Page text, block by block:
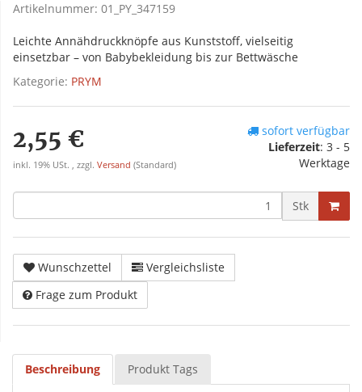
Artikelnummer: 01_PY_347159
Leichte Annähdruckknöpfe aus Kunststoff, vielseitig
einsetzbar – von Babybekleidung bis zur Bettwäsche
Kategorie: PRYM
2,55 €
inkl. 19% USt. , zzgl. Versand (Standard)
sofort verfügbar
Lieferzeit: 3 - 5
Werktage
Stk
Wunschzettel
Vergleichsliste
Frage zum Produkt
Beschreibung Produkt Tags